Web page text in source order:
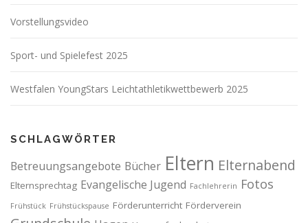
Vorstellungsvideo
Sport- und Spielefest 2025
Westfalen YoungStars Leichtathletikwettbewerb 2025
SCHLAGWÖRTER
Betreuungsangebote Bücher Eltern Elternabend
Elternsprechtag Evangelische Jugend Fachlehrerin Fotos
Frühstück Frühstückspause Förderunterricht Förderverein